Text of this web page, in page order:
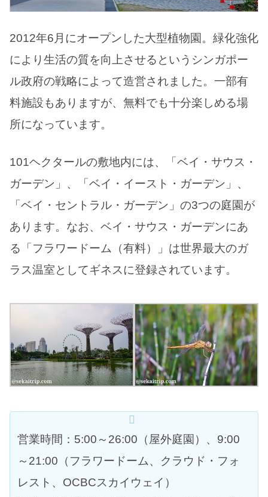
2012年6月にオープンした大型植物園。緑化強化
により生活の質を向上させるというシンガポー
ル政府の戦略によって造営されました。一部有
料施設もありますが、無料でも十分楽しめる場
所になっています。
101ヘクタールの敷地内には、「ベイ・サウス・
ガーデン」、「ベイ・イースト・ガーデン」、
「ベイ・セントラル・ガーデン」の3つの庭園が
あります。なお、ベイ・サウス・ガーデンにあ
る「フラワードーム（有料）」は世界最大のガ
ラス温室としてギネスに登録されています。
営業時間：5:00～26:00（屋外庭園）、9:00
～21:00（フラワードーム、クラウド・フォ
レスト、OCBCスカイウェイ）